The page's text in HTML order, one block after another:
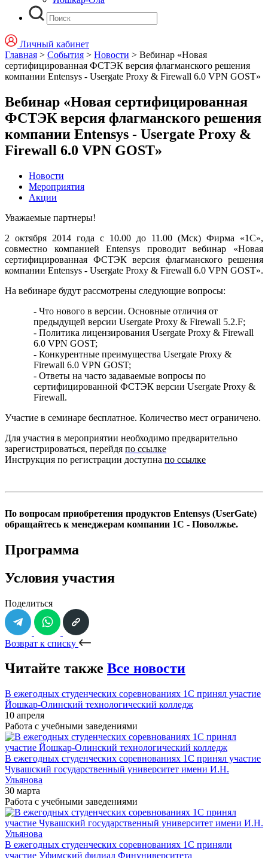
Личный кабинет
Главная > События > Новости > Вебинар «Новая
сертифицированная ФСТЭК версия флагманского решения
компании Entensys - Usergate Proxy & Firewall 6.0 VPN GOST»
Вебинар «Новая сертифицированная
ФСТЭК версия флагманского решения
компании Entensys - Usergate Proxy &
Firewall 6.0 VPN GOST»
Новости
Мероприятия
Акции
Уважаемые партнеры!
2 октября 2014 года с 10.00 до 11.00 (Мск) Фирма «1С»,
совместно компанией Entensys проводит вебинар «Новая
сертифицированная ФСТЭК версия флагманского решения
компании Entensys - Usergate Proxy & Firewall 6.0 VPN GOST».
На вебинаре будут рассмотрены следующие вопросы:
- Что нового в версии. Основные отличия от
предыдущей версии Usergate Proxy & Firewall 5.2.F;
- Политика лицензирования Usergate Proxy & Firewall
6.0 VPN GOST;
- Конкурентные преимущества Usergate Proxy &
Firewall 6.0 VPN GOST;
- Ответы на часто задаваемые вопросы по
сертифицированной ФСТЭК версии Usergate Proxy &
Firewall.
Участие в семинаре бесплатное. Количество мест ограничено.
Для участия в мероприятии необходимо предварительно
зарегистрироваться, перейдя по ссылке
Инструкция по регистрации доступна по ссылке
По вопросам приобретения продуктов Entensys (UserGate)
обращайтесь к менеджерам компании 1С - Поволжье.
Программа
Условия участия
Поделиться
Возврат к списку
Читайте также Все новости
В ежегодных студенческих соревнованиях 1С принял участие
Йошкар-Олинский технологический колледж
10 апреля
Работа с учебными заведениями
В ежегодных студенческих соревнованиях 1С принял участие
Чувашский государственный университет имени И.Н.
Ульянова
30 марта
Работа с учебными заведениями
В ежегодных студенческих соревнованиях 1С приняли
участие Уфимский филиал Финуниверситета